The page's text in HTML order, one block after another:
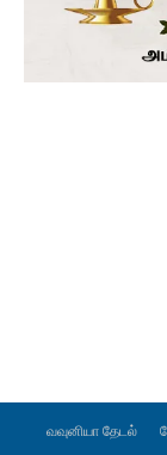
வவுனியா தேடல்